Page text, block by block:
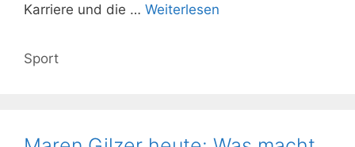
Karriere und die … Weiterlesen
Kategorien
Sport